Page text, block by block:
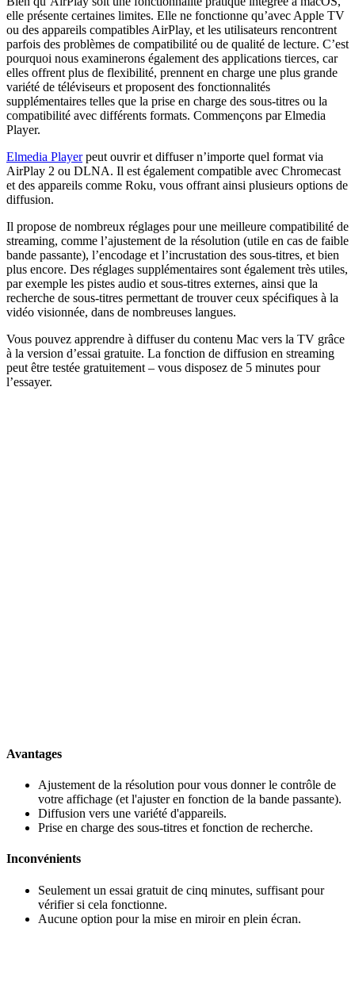
elle présente certaines limites. Elle ne fonctionne qu’avec Apple TV
ou des appareils compatibles AirPlay, et les utilisateurs rencontrent
parfois des problèmes de compatibilité ou de qualité de lecture. C’est
pourquoi nous examinerons également des applications tierces, car
elles offrent plus de flexibilité, prennent en charge une plus grande
variété de téléviseurs et proposent des fonctionnalités
supplémentaires telles que la prise en charge des sous-titres ou la
compatibilité avec différents formats. Commençons par Elmedia
Player.
Elmedia Playerpeut ouvrir et diffuser n’importe quel format via
AirPlay 2 ou DLNA. Il est également compatible avec Chromecast
et des appareils comme Roku, vous offrant ainsi plusieurs options de
diffusion.
Il propose de nombreux réglages pour une meilleure compatibilité de
streaming, comme l’ajustement de la résolution (utile en cas de faible
bande passante), l’encodage et l’incrustation des sous-titres, et bien
plus encore. Des réglages supplémentaires sont également très utiles,
par exemple les pistes audio et sous-titres externes, ainsi que la
recherche de sous-titres permettant de trouver ceux spécifiques à la
vidéo visionnée, dans de nombreuses langues.
Vous pouvez apprendre à diffuser du contenu Mac vers la TV grâce
à la version d’essai gratuite. La fonction de diffusion en streaming
peut être testée gratuitement – vous disposez de 5 minutes pour
l’essayer.
Avantages
Ajustement de la résolution pour vous donner le contrôle de
votre affichage (et l'ajuster en fonction de la bande passante).
Diffusion vers une variété d'appareils.
Prise en charge des sous-titres et fonction de recherche.
Inconvénients
Seulement un essai gratuit de cinq minutes, suffisant pour
vérifier si cela fonctionne.
Aucune option pour la mise en miroir en plein écran.